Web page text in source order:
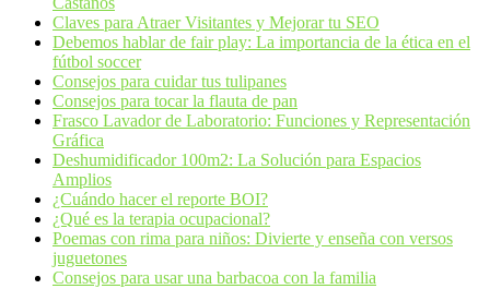
Claves para Atraer Visitantes y Mejorar tu SEO
Debemos hablar de fair play: La importancia de la ética en el
fútbol soccer
Consejos para cuidar tus tulipanes
Consejos para tocar la flauta de pan
Frasco Lavador de Laboratorio: Funciones y Representación
Gráfica
Deshumidificador 100m2: La Solución para Espacios
Amplios
¿Cuándo hacer el reporte BOI?
¿Qué es la terapia ocupacional?
Poemas con rima para niños: Divierte y enseña con versos
juguetones
Consejos para usar una barbacoa con la familia